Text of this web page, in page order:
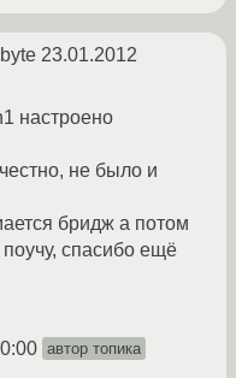
23.01.2012
настроено
не было и
бридж а потом
спасибо ещё
автор топика